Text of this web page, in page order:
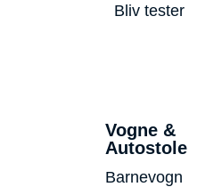
Bliv tester
Vogne &
Autostole
Barnevogn